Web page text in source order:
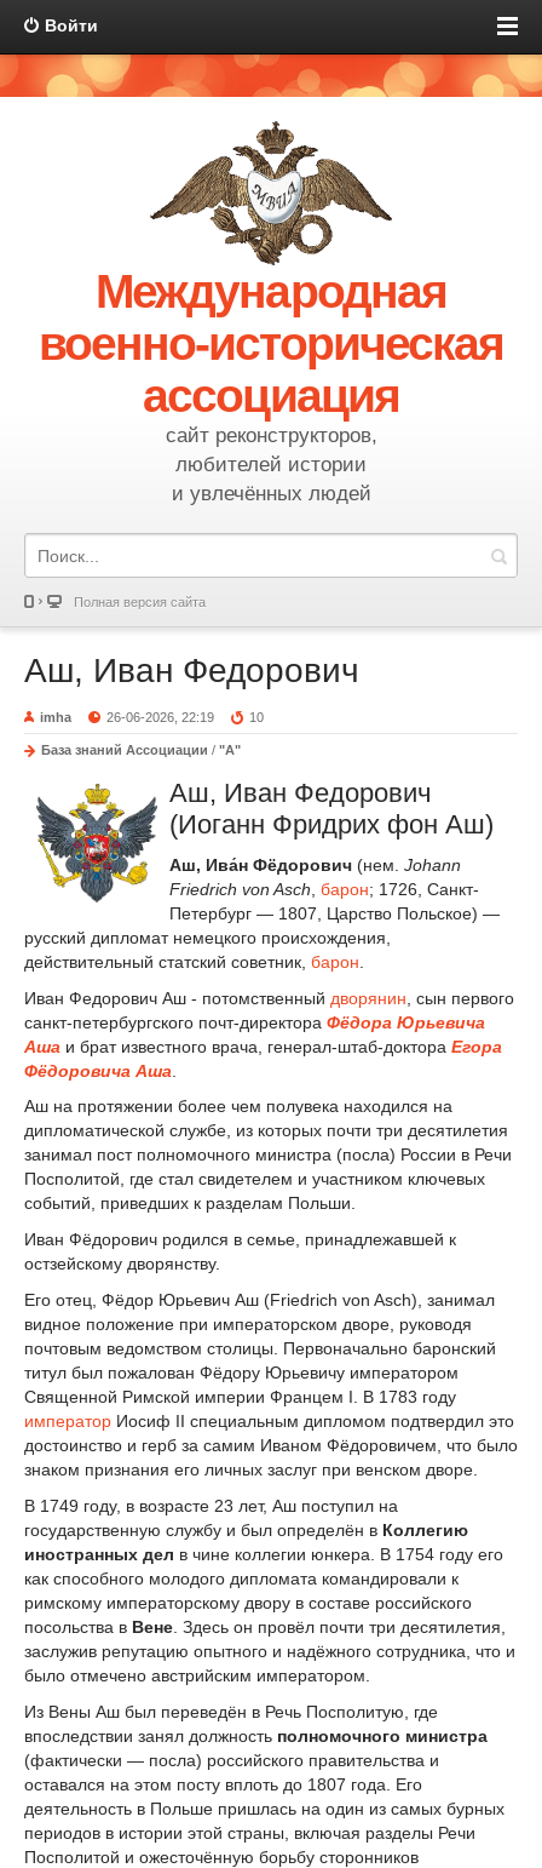
Войти
Международная
военно-историческая
ассоциация
сайт реконструкторов,
любителей истории
и увлечённых людей
Полная версия сайта
Аш, Иван Федорович
imha 26-06-2026, 22:19 10
База знаний Ассоциации / "А"
Аш, Иван Федорович
(Иоганн Фридрих фон Аш)
Аш, Ива́н Фёдорович (нем. Johann
Friedrich von Asch барон; 1726, Санкт-
Петербург — 1807, Царство Польское) —
русский дипломат немецкого происхождения,
действительный статский советник, барон
Иван Федорович Аш - потомственный дворянин , сын первого
санкт-петербургского почт-директора Фёдора Юрьевича
Аша и брат известного врача, генерал-штаб-доктора Егора
Фёдоровича Аша
Аш на протяжении более чем полувека находился на
дипломатической службе, из которых почти три десятилетия
занимал пост полномочного министра (посла) России в Речи
Посполитой, где стал свидетелем и участником ключевых
событий, приведших к разделам Польши.
Иван Фёдорович родился в семье, принадлежавшей к
остзейскому дворянству.
Его отец, Фёдор Юрьевич Аш (Friedrich von Asch), занимал
видное положение при императорском дворе, руководя
почтовым ведомством столицы. Первоначально баронский
титул был пожалован Фёдору Юрьевичу императором
Священной Римской империи Францем I. В 1783 году
император Иосиф II специальным дипломом подтвердил это
достоинство и герб за самим Иваном Фёдоровичем, что было
знаком признания его личных заслуг при венском дворе.
В 1749 году, в возрасте 23 лет, Аш поступил на
государственную службу и был определён в Коллегию
иностранных дел в чине коллегии юнкера. В 1754 году его
как способного молодого дипломата командировали к
римскому императорскому двору в составе российского
посольства в Вене . Здесь он провёл почти три десятилетия,
заслужив репутацию опытного и надёжного сотрудника, что и
было отмечено австрийским императором.
Из Вены Аш был переведён в Речь Посполитую, где
впоследствии занял должность полномочного министра
(фактически — посла) российского правительства и
оставался на этом посту вплоть до 1807 года. Его
деятельность в Польше пришлась на один из самых бурных
периодов в истории этой страны, включая разделы Речи
Посполитой и ожесточённую борьбу сторонников